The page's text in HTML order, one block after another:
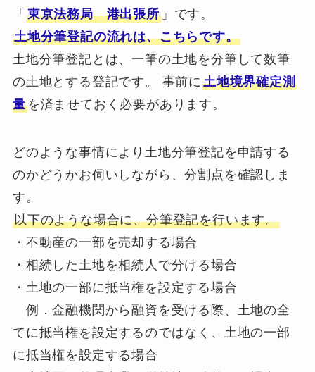
「 東京法務局 港出張所」です。
土地分筆登記の流れは、こちらです。
土地分筆登記とは、一筆の土地を分筆して数筆
の土地とする登記です。 事前に土地境界確定測
量を済ませておく必要があります。
どのような事情により土地分筆登記を申請する
のかどうかお伺いしながら、分割点を確認しま
す。
以下のような場合に、分筆登記を行います。
・不動産の一部を売却する場合
・相続した土地を相続人で分ける場合
・土地の一部に抵当権を設定する場合
例．金融機関から融資を受ける際、土地の全
てに抵当権を設定するのではなく、土地の一部
に抵当権を設定する場合